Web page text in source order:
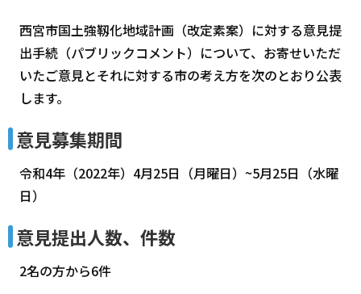
西宮市国土強靱化地域計画（改定素案）に対する意見提
出手続（パブリックコメント）について、お寄せいただ
いたご意見とそれに対する市の考え方を次のとおり公表
します。
意見募集期間
令和4年（2022年）4月25日（月曜日）~5月25日（水曜
日）
意見提出人数、件数
2名の方から6件